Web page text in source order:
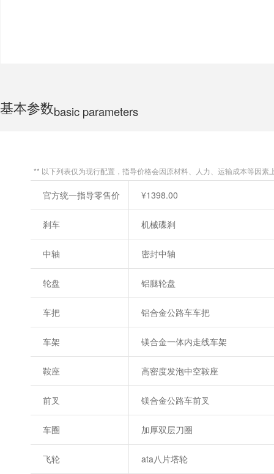
基本参数basic parameters
** 以下列表仅为现行配置，指导价格会因原材料、人力、运输成本等因素
官方统一指导零售价 ¥1398.00
刹车 机械碟刹
中轴 密封中轴
轮盘 铝腿轮盘
车把 铝合金公路车车把
车架 镁合金一体内走线车架
鞍座 高密度发泡中空鞍座
前叉 镁合金公路车前叉
车圈 加厚双层刀圈
飞轮 ata八片塔轮